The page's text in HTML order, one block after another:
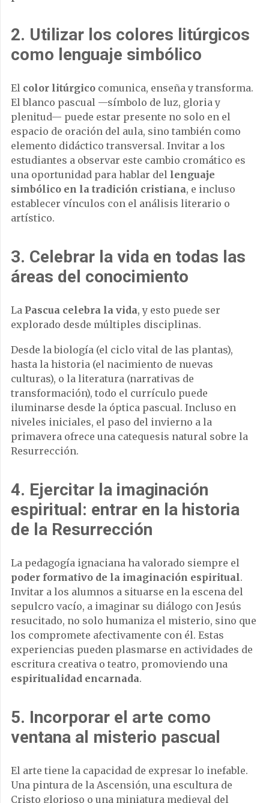
2. Utilizar los colores litúrgicos
como lenguaje simbólico
El color litúrgico comunica, enseña y transforma.
El blanco pascual —símbolo de luz, gloria y
plenitud— puede estar presente no solo en el
espacio de oración del aula, sino también como
elemento didáctico transversal. Invitar a los
estudiantes a observar este cambio cromático es
una oportunidad para hablar del lenguaje
simbólico en la tradición cristiana, e incluso
establecer vínculos con el análisis literario o
artístico.
3. Celebrar la vida en todas las
áreas del conocimiento
La Pascua celebra la vida, y esto puede ser
explorado desde múltiples disciplinas.
Desde la biología (el ciclo vital de las plantas),
hasta la historia (el nacimiento de nuevas
culturas), o la literatura (narrativas de
transformación), todo el currículo puede
iluminarse desde la óptica pascual. Incluso en
niveles iniciales, el paso del invierno a la
primavera ofrece una catequesis natural sobre la
Resurrección.
4. Ejercitar la imaginación
espiritual: entrar en la historia
de la Resurrección
La pedagogía ignaciana ha valorado siempre el
poder formativo de la imaginación espiritual.
Invitar a los alumnos a situarse en la escena del
sepulcro vacío, a imaginar su diálogo con Jesús
resucitado, no solo humaniza el misterio, sino que
los compromete afectivamente con él. Estas
experiencias pueden plasmarse en actividades de
escritura creativa o teatro, promoviendo una
espiritualidad encarnada.
5. Incorporar el arte como
ventana al misterio pascual
El arte tiene la capacidad de expresar lo inefable.
Una pintura de la Ascensión, una escultura de
Cristo glorioso o una miniatura medieval del